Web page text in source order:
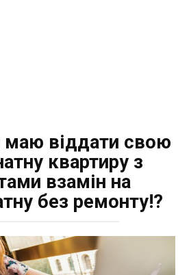
маю віддати свою
квартиру з
взамін на
без ремонту!?